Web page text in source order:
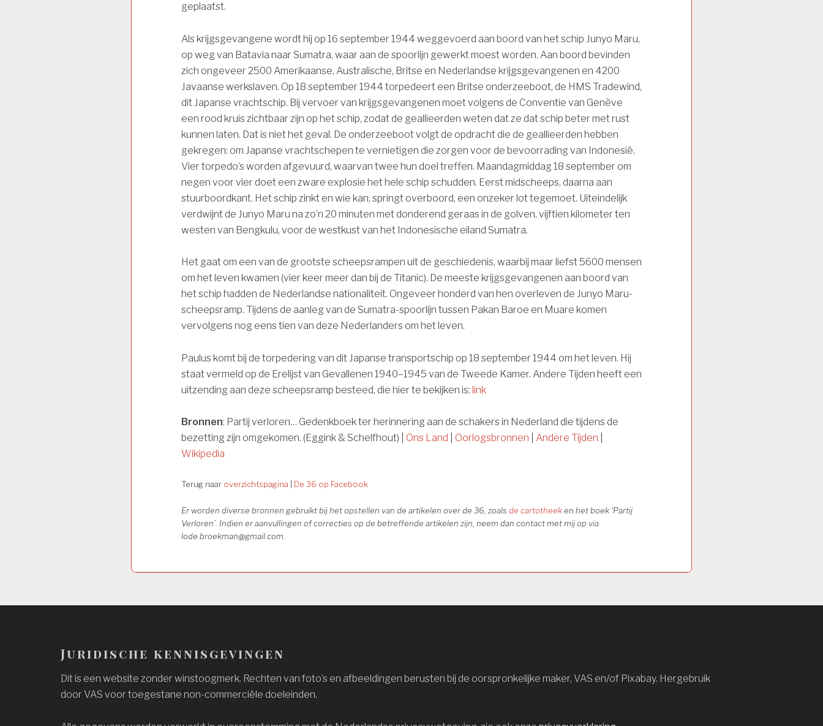
geplaatst.
Als krijgsgevangene wordt hij op 16 september 1944 weggevoerd aan boord van het schip Junyo Maru,
op weg van Batavia naar Sumatra, waar aan de spoorlijn gewerkt moest worden. Aan boord bevinden
zich ongeveer 2500 Amerikaanse, Australische, Britse en Nederlandse krijgsgevangenen en 4200
Javaanse werkslaven. Op 18 september 1944 torpedeert een Britse onderzeeboot, de HMS Tradewind,
dit Japanse vrachtschip. Bij vervoer van krijgsgevangenen moet volgens de Conventie van Genève
een rood kruis zichtbaar zijn op het schip, zodat de geallieerden weten dat ze dat schip beter met rust
kunnen laten. Dat is niet het geval. De onderzeeboot volgt de opdracht die de geallieerden hebben
gekregen: om Japanse vrachtschepen te vernietigen die zorgen voor de bevoorrading van Indonesië.
Vier torpedo’s worden afgevuurd, waarvan twee hun doel treffen. Maandagmiddag 18 september om
negen voor vier doet een zware explosie het hele schip schudden. Eerst midscheeps, daarna aan
stuurboordkant. Het schip zinkt en wie kan, springt overboord, een onzeker lot tegemoet. Uiteindelijk
verdwijnt de Junyo Maru na zo’n 20 minuten met donderend geraas in de golven, vijftien kilometer ten
westen van Bengkulu, voor de westkust van het Indonesische eiland Sumatra.
Het gaat om een van de grootste scheepsrampen uit de geschiedenis, waarbij maar liefst 5600 mensen
om het leven kwamen (vier keer meer dan bij de Titanic). De meeste krijgsgevangenen aan boord van
het schip hadden de Nederlandse nationaliteit. Ongeveer honderd van hen overleven de Junyo Maru-
scheepsramp. Tijdens de aanleg van de Sumatra-spoorlijn tussen Pakan Baroe en Muare komen
vervolgens nog eens tien van deze Nederlanders om het leven.
Paulus komt bij de torpedering van dit Japanse transportschip op 18 september 1944 om het leven. Hij
staat vermeld op de Erelijst van Gevallenen 1940–1945 van de Tweede Kamer. Andere Tijden heeft een
uitzending aan deze scheepsramp besteed, die hier te bekijken is: link
Bronnen: Partij verloren… Gedenkboek ter herinnering aan de schakers in Nederland die tijdens de
bezetting zijn omgekomen. (Eggink & Schelfhout) | Ons Land Oorlogsbronnen Andere Tijden
Wikipedia
Terug naar overzichtspagina De 36 op Facebook
Er worden diverse bronnen gebruikt bij het opstellen van de artikelen over de 36, zoals de cartotheeken het boek ‘Partij
Verloren’. Indien er aanvullingen of correcties op de betreffende artikelen zijn, neem dan contact met mij op via
lode.broekman@gmail.com.
Juridische kennisgevingen
Dit is een website zonder winstoogmerk. Rechten van foto’s en afbeeldingen berusten bij de oorspronkelijke maker, VAS en/of Pixabay. Hergebruik
door VAS voor toegestane non-commerciële doeleinden.